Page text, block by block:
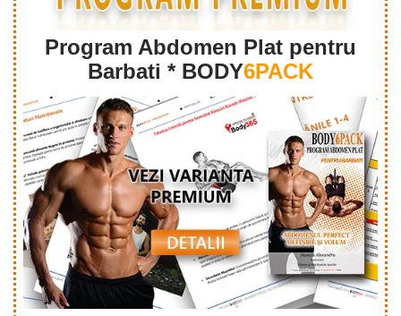
Program Abdomen Plat pentru
Barbati * BODY6PACK